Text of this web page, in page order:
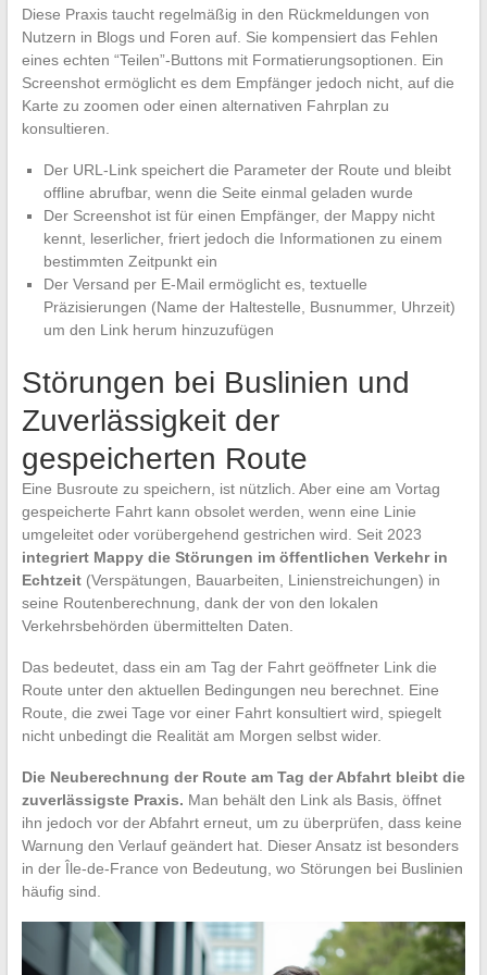
Diese Praxis taucht regelmäßig in den Rückmeldungen von
Nutzern in Blogs und Foren auf. Sie kompensiert das Fehlen
eines echten “Teilen”-Buttons mit Formatierungsoptionen. Ein
Screenshot ermöglicht es dem Empfänger jedoch nicht, auf die
Karte zu zoomen oder einen alternativen Fahrplan zu
konsultieren.
Der URL-Link speichert die Parameter der Route und bleibt
offline abrufbar, wenn die Seite einmal geladen wurde
Der Screenshot ist für einen Empfänger, der Mappy nicht
kennt, leserlicher, friert jedoch die Informationen zu einem
bestimmten Zeitpunkt ein
Der Versand per E-Mail ermöglicht es, textuelle
Präzisierungen (Name der Haltestelle, Busnummer, Uhrzeit)
um den Link herum hinzuzufügen
Störungen bei Buslinien und
Zuverlässigkeit der
gespeicherten Route
Eine Busroute zu speichern, ist nützlich. Aber eine am Vortag
gespeicherte Fahrt kann obsolet werden, wenn eine Linie
umgeleitet oder vorübergehend gestrichen wird. Seit 2023
integriert Mappy die Störungen im öffentlichen Verkehr in
Echtzeit(Verspätungen, Bauarbeiten, Linienstreichungen) in
seine Routenberechnung, dank der von den lokalen
Verkehrsbehörden übermittelten Daten.
Das bedeutet, dass ein am Tag der Fahrt geöffneter Link die
Route unter den aktuellen Bedingungen neu berechnet. Eine
Route, die zwei Tage vor einer Fahrt konsultiert wird, spiegelt
nicht unbedingt die Realität am Morgen selbst wider.
Die Neuberechnung der Route am Tag der Abfahrt bleibt die
zuverlässigste Praxis. Man behält den Link als Basis, öffnet
ihn jedoch vor der Abfahrt erneut, um zu überprüfen, dass keine
Warnung den Verlauf geändert hat. Dieser Ansatz ist besonders
in der Île-de-France von Bedeutung, wo Störungen bei Buslinien
häufig sind.